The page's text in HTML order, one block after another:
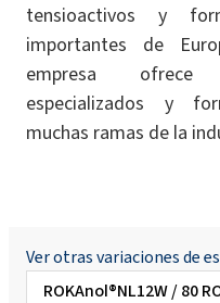
tensioactivos y
importantes de
empresa ofrece
especializados y
muchas ramas de la
Ver otras variaciones de
ROKAnol®NL12W / 80